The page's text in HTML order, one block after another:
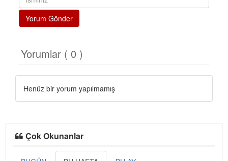
Yorum Gönder
Yorumlar ( 0 )
Henüz bir yorum yapılmamış
Çok Okunanlar